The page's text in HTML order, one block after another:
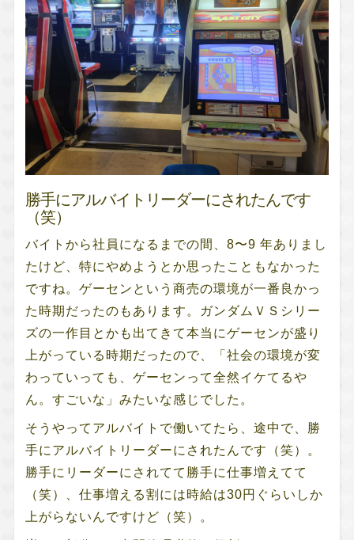
勝手にアルバイトリーダーにされたんです
（笑）
バイトから社員になるまでの間、8〜9 年ありまし
たけど、特にやめようとか思ったこともなかった
ですね。ゲーセンという商売の環境が一番良かっ
た時期だったのもあります。ガンダム ＶＳシリー
ズの一作目 とかも出てきて本当にゲーセンが盛り
上がっている時期だったので、「社会の環境が変
わっていっても、ゲーセンって全然イケてるや
ん。すごいな」みたいな感じでした。
そうやってアルバイトで働いてたら、途中で、勝
手にアルバイトリーダーにされたんです（笑）。
勝手にリーダーにされてて勝手に仕事増えてて
（笑）、仕事増える割には時給は30円ぐらいしか
上がらないんですけど（笑）。